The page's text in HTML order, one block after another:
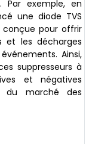
Par exemple, en
une diode TVS
conçue pour offrir
et les décharges
Ainsi,
suppresseurs à
et négatives
du marché des